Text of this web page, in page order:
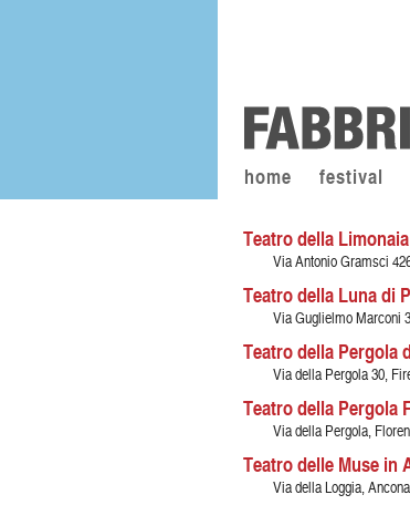
home festival
Teatro della
Via Antonio Gramsci
Teatro della Luna di
Via Guglielmo Marconi
Teatro della Pergola
Via della Pergola 30,
Teatro della Pergola
Via della Pergola,
Teatro delle Muse in
Via della Loggia, Ancona